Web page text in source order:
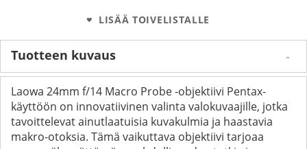
LISÄÄ TOIVELISTALLE
Tuotteen kuvaus
Laowa 24mm f/14 Macro Probe -objektiivi Pentax-
käyttöön on innovatiivinen valinta valokuvaajille, jotka
tavoittelevat ainutlaatuisia kuvakulmia ja haastavia
makro-otoksia. Tämä vaikuttava objektiivi tarjoaa